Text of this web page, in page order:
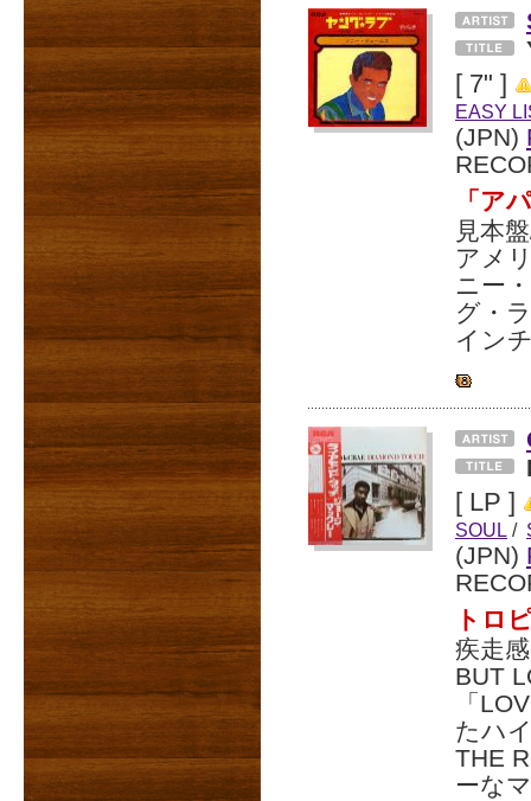
[ 7" ]
EASY
(JPN)
「ア
見本
アメ
ニー
グ・
イン
[ LP ]
SOUL /
(JPN)
トロ
疾走
BUT
「
たハ
THE
ーな